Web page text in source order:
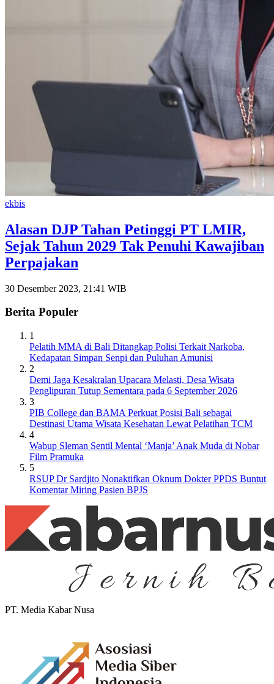
ekbis
Alasan DJP Tahan Petinggi PT LMIR,
Sejak Tahun 2029 Tak Penuhi Kawajiban
Perpajakan
30 Desember 2023, 21:41 WIB
Berita Populer
1
Pelatih MMA di Bali Ditangkap Polisi Terkait Narkoba,
Kedapatan Simpan Senpi dan Puluhan Amunisi
2
Demi Jaga Kesakralan Upacara Melasti, Desa Wisata
Penglipuran Tutup Sementara pada 6 September 2026
3
PIB College dan BAMA Perkuat Posisi Bali sebagai
Destinasi Utama Wisata Kesehatan Lewat Pelatihan TCM
4
Wabup Sleman Sentil Mental ‘Manja’ Anak Muda di Nobar
Film Pramuka
5
RSUP Dr Sardjito Nonaktifkan Oknum Dokter PPDS Buntut
Komentar Miring Pasien BPJS
PT. Media Kabar Nusa